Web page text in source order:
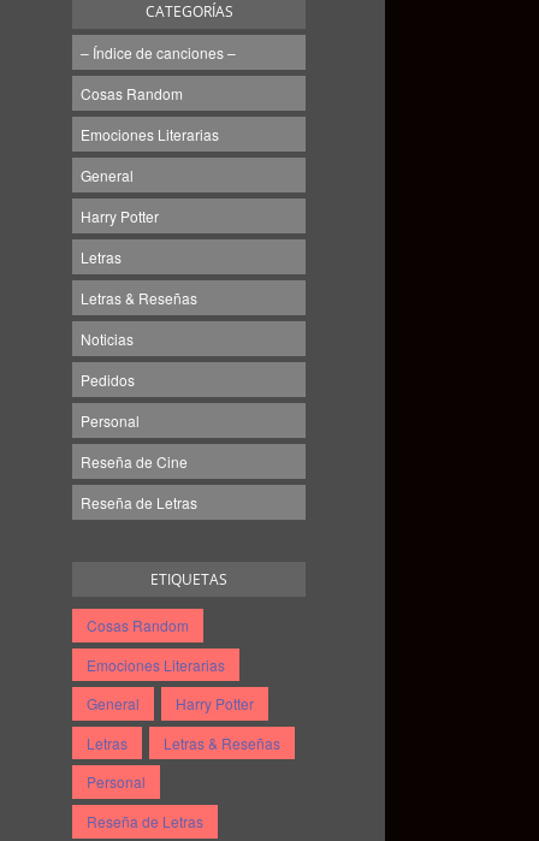
CATEGORÍAS
– Índice de canciones –
Cosas Random
Emociones Literarias
General
Harry Potter
Letras
Letras & Reseñas
Noticias
Pedidos
Personal
Reseña de Cine
Reseña de Letras
ETIQUETAS
Cosas Random
Emociones Literarias
General
Harry Potter
Letras
Letras & Reseñas
Personal
Reseña de Letras